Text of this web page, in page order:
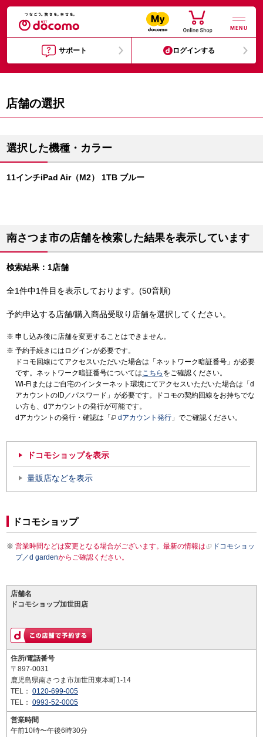
MENU
サポート ログインする
店舗の選択
選択した機種・カラー
11インチiPad Air（M2） 1TB ブルー
南さつま市の店舗を検索した結果を表示しています
検索結果：1店舗
全1件中1件目を表示しております。(50音順)
予約申込する店舗/購入商品受取り店舗を選択してください。
申し込み後に店舗を変更することはできません。
予約手続きにはログインが必要です。
ドコモ回線にてアクセスいただいた場合は「ネットワーク暗証番号」が必要
です。ネットワーク暗証番号についてはこちら をご確認ください。
Wi-Fiまたはご自宅のインターネット環境にてアクセスいただいた場合は「d
アカウントのID／パスワード」が必要です。ドコモの契約回線をお持ちでな
い方も、dアカウントの発行が可能です。
dアカウントの発行・確認は「
dアカウント発行 」でご確認ください。
ドコモショップを表示
量販店などを表示
ドコモショップ
営業時間などは変更となる場合がございます。最新の情報は
ドコモショッ
プ／d gardenからご確認ください。
店舗名
ドコモショップ加世田店
住所/電話番号
〒897-0031
鹿児島県南さつま市加世田東本町1-14
TEL： 0120-699-005
TEL： 0993-52-0005
営業時間
午前10時〜午後6時30分